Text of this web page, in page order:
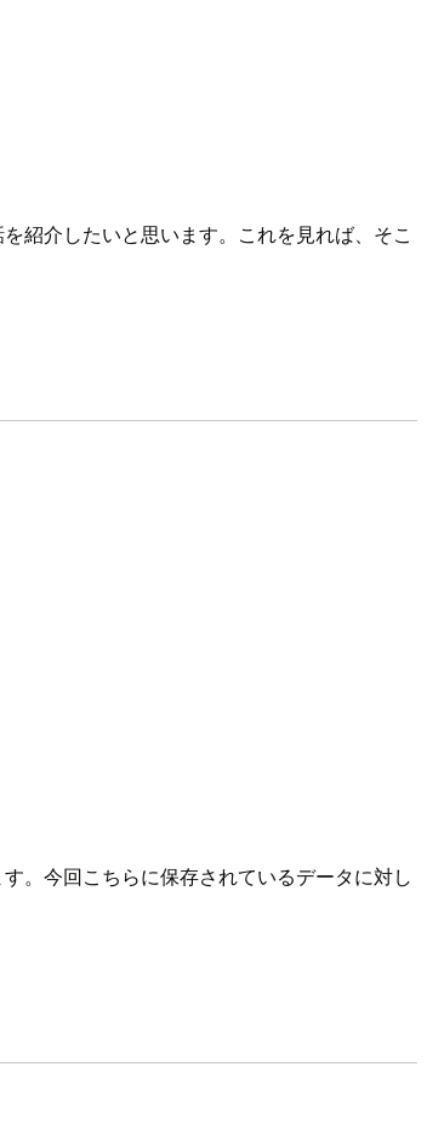
紹介したいと思います。これを見れば、そこ
。今回こちらに保存されているデータに対し